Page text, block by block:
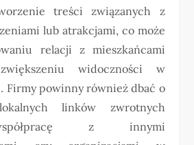
treści związanych z
lub atrakcjami, co może
relacji z mieszkańcami
widoczności w
Firmy powinny również dbać o
linków zwrotnych
z innymi